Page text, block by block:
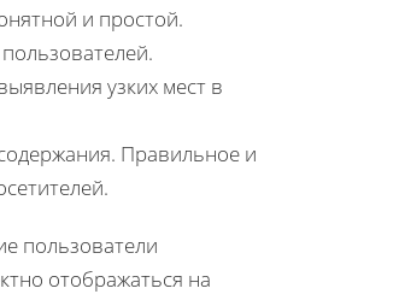
и простой.
узких мест в
Правильное и
пользователи
отображаться на